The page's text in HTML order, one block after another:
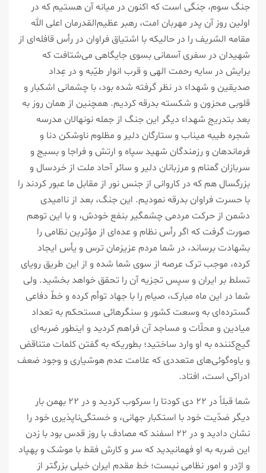
جنگ سوم، جنگی است که اکنون در میانه آن هستیم که در
اولین روز آن پدر مهربان امت، رهبر عظیم‌القدرمان اعلی الله
مقامه ‌الشریف را در حالیکه با اشتیاق فراوان در رأس قافله‌ای از
شهیدان در سفری آسمانی بسوی جایگاهی می‌شتافت که
برایش در سایه رحمت الهی و قرب انوار طیّبه و در عِداد
صدیقین و شهداء در نظر گرفته شده بود، با چشمانی اشکبار و
قلوبی محزون و شکسته بدرقه کردیم. همچنین از همان روز به
بعد بتدریج شهداء دیگر این جنگ از جمله نونهالان مدرسه
شجره طیبه میناب و ستارگان دلیر و مظلوم ناوشکن دنا و
فرماندهان و رزمندگان شهید سپاه و ارتش و فراجا و بسیج و
سربازان گمنام و مرزبانان دلیر و سائر آحاد ملت از خردسال و
بزرگسال هم که در کاروانی از جنس نور از مقابل ما عبور کردند را
با حسرت فراوان بدرقه نمودیم. این جنگ، بعد از ناامیدی
دشمن از حرکت مردمی چشمگیر بنفع خودش، و با این توهم
صورت گرفت که اگر رأس نظام و عده‌ای از مؤثرین نظامی را
بشهادت برساند، در شما مردم عزیزمان ترس و یأس ایجاد
کرده، موجب ترک عرصه از سوی شما شده و از این طریق رویای
تسلط بر ایران و سپس تجزیه آن را تحقق خواهد بخشید. ولی
شما در این ماه مبارک، صیام را با جهاد توأم کرده و خطّ دفاعی
گسترده‌ای به وسعت کشور و سنگرهائی مستحکم به تعداد
میادین و محلّات و مساجد آن فراهم کردید و اینطور ضربه‌ای
گیج‌کننده به او وارد ساختید؛ بطوریکه به گفتن کلمات متناقض
و یاوه‌گوئی‌های متعددی که علامت عدم هوشیاری و وجود ضعف
ادراکی است، افتاد.
شما قبلاً در ۲۲ دی کودتا را سرکوب کردید و در ۲۲ بهمن بار
دیگر ضدّیت خود با استکبار جهانی، و خستگی‌ناپذیری خود را
نشان دادید و در ۲۲ اسفند که مصادف با روز قدس بود با زدن
این ضربه به او فهمانیدید که سر و کارش فقط با موشک و پهپاد
و اژدر و امور نظامی نیست؛ خط مقدم ایران خیلی بزرگتر از